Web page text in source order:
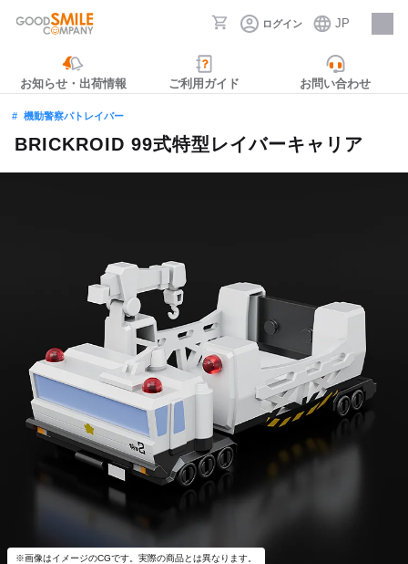
ログイン JP
採用情報
お知らせ・出荷情報 ご利用ガイド お問い合わせ
機動警察パトレイバー
BRICKROID 99式特型レイバーキャリア
※画像はイメージのCGです。実際の商品とは異なります。